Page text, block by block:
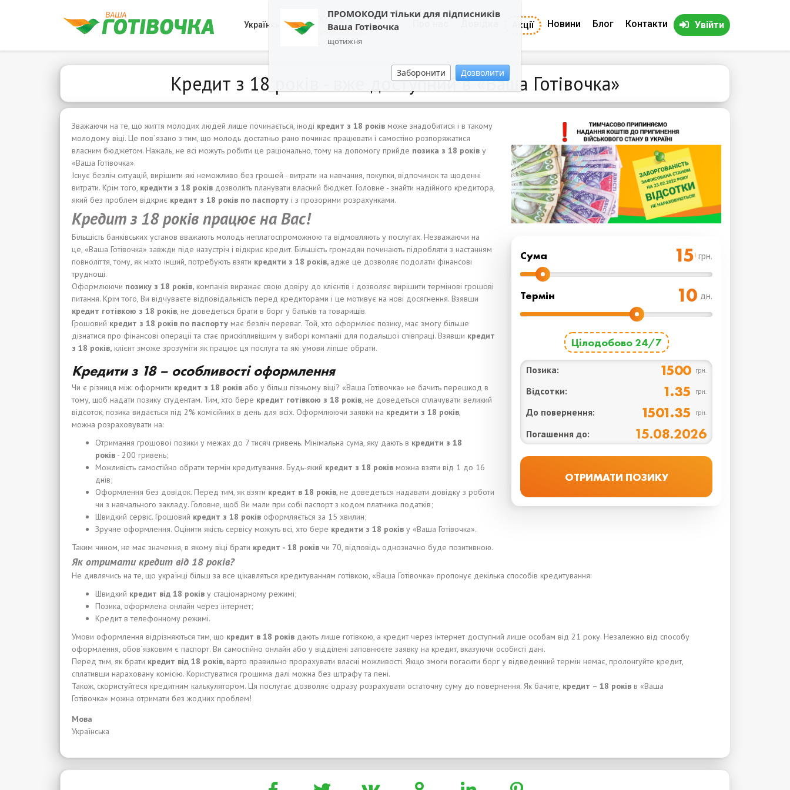
ПРОМОКОДИ тільки для підписників
Ваша Готівочка
щотижня
Заборонити Дозволити
Українська 0800 202 404
Зворотній дзвінок
Акції Новини Блог Контакти Увійти
Кредит з 18 років - вже доступний в «Ваша Готівочка»
Cума грн.
Термін дн.
Цілодобово 24/7
Позика: 1500 грн.
Відсотки: 1.35 грн.
До повернення: 1501.35 грн.
Погашення до: 15.08.2026
Зважаючи на те, що життя молодих людей лише починається, іноді кредит з 18 років може знадобитися і в такому
молодому віці. Це пов`язано з тим, що молодь достатньо рано починає працювати і самостіно розпоряжатися
власним бюджетом. Нажаль, не всі можуть робити це раціонально, тому на допомогу прийде позика з 18 років у
«Ваша Готівочка».
Існує безліч ситуацій, вирішити які неможливо без грошей - витрати на навчання, покупки, відпочинок та щоденні
витрати. Крім того, кредити з 18 років дозволить планувати власний бюджет. Головне - знайти надійного кредитора,
який без проблем відкриє кредит з 18 років по паспорту і з прозорими розрахунками.
Кредит з 18 років працює на Вас!
Більшість банківських установ вважають молодь неплатоспроможною та відмовляють у послугах. Незважаючи на
це, «Ваша Готівочка» завжди піде назустріч і відкриє кредит. Більшість громадян починають підробляти з настанням
повноліття, тому, як ніхто інший, потребують взяти кредити з 18 років, адже це дозволяє подолати фінансові
труднощі.
Оформлюючи позику з 18 років, компанія виражає свою довіру до клієнтів і дозволяє вирішити термінові грошові
питання. Крім того, Ви відчуваєте відповідальність перед кредиторами і це мотивує на нові досягнення. Взявши
кредит готівкою з 18 років, не доведеться брати в борг у батьків та товарищів.
Грошовий кредит з 18 років по паспорту має безліч переваг. Той, хто оформлює позику, має змогу більше
дізнатися про фінансові операції та стає прискіпливішим у виборі компанії для подальшої співпраці. Взявши кредит
з 18 років, клієнт зможе зрозуміти як працює ця послуга та які умови ліпше обрати.
Кредити з 18 – особливості оформлення
Чи є різниця між: оформити кредит з 18 років або у більш пізньому віці? «Ваша Готівочка» не бачить перешкод в
тому, щоб надати позику студентам. Тим, хто бере кредит готівкою з 18 років, не доведеться сплачувати великий
відсоток, позика видається під 2% комісійних в день для всіх. Оформлюючи заявки на кредити з 18 років,
можна розраховувати на:
Отримання грошової позики у межах до 7 тисяч гривень. Мінімальна сума, яку дають в кредити з 18
років - 200 гривень;
Можливість самостійно обрати термін кредитування. Будь-який кредит з 18 років можна взяти від 1 до 16
днів;
Оформлення без довідок. Перед тим, як взяти кредит в 18 років, не доведеться надавати довідку з роботи
чи з навчального закладу. Головне, щоб Ви мали при собі паспорт з кодом платника податків;
Швидкий сервіс. Грошовий кредит з 18 років оформляється за 15 хвилин;
Зручне оформлення. Оцінити якість сервісу можуть всі, хто бере кредити з 18 років у «Ваша Готівочка».
Таким чином, не має значення, в якому віці брати кредит - 18 років чи 70, відповідь однозначно буде позитивною.
Як отримати кредит від 18 років?
Не дивлячись на те, що українці більш за все цікавляться кредитуванням готівкою, «Ваша Готівочка» пропонує декілька способів кредитування:
Швидкий кредит від 18 років у стаціонарному режимі;
Позика, оформлена онлайн через інтернет;
Кредит в телефонному режимі.
Умови оформлення відрізняються тим, що кредит в 18 років дають лише готівкою, а кредит через інтернет доступний лише особам від 21 року. Незалежно від способу
оформлення, обов`язковим є паспорт. Ви самостійно онлайн або у відділені заповнюєте заявку на кредит, вказуючи особисті дані.
Перед тим, як брати кредит від 18 років, варто правильно прорахувати власні можливості. Якщо змоги погасити борг у відведенний термін немає, пролонгуйте кредит,
сплативши нараховану комісію. Користуватися грошима далі можна без штрафу та пені.
Також, скористуйтеся кредитним калькулятором. Ця послугає дозволяє одразу розрахувати остаточну суму до повернення. Як бачите, кредит – 18 років в «Ваша
Готівочка» можна отримати без жодних проблем!
Мова
Українська